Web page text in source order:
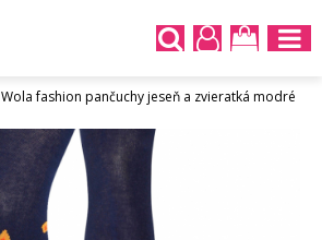
Wola fashion pančuchy jeseň a zvieratká modré